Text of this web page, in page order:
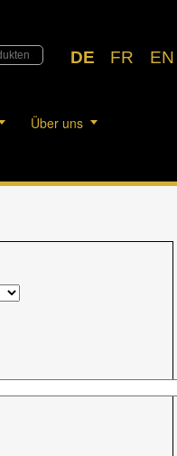
DE FR EN
Über uns